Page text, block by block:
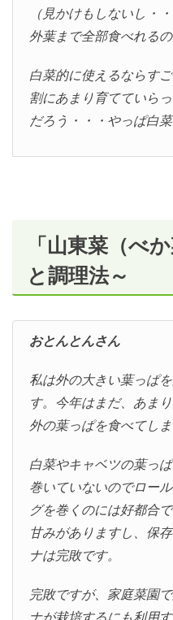
（見かけもしないし・
外葉まで全部食べれる
白菜的に使えるならす
割にあまり育てていら
だろう・・・やっぱ白
「山東菜（べ
と調理法～
おとんとんさん
私は外の大きい葉っぱ
す。今年はまだ、あま
外の葉っぱを食べてし
白菜やキャベツの葉っ
巻いていないのでロー
グを巻くのには好都合
甘みがありますし、保
ナは完敗です。
完敗ですが、家庭菜園